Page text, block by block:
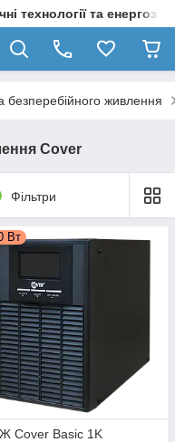
технології та
безперебійного живлення
Сover
Фільтри
Вт
Cover Basic 1K